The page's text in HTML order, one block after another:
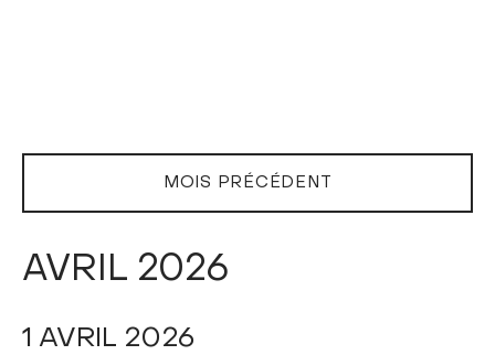
MOIS PRÉCÉDENT
AVRIL 2026
1 AVRIL 2026